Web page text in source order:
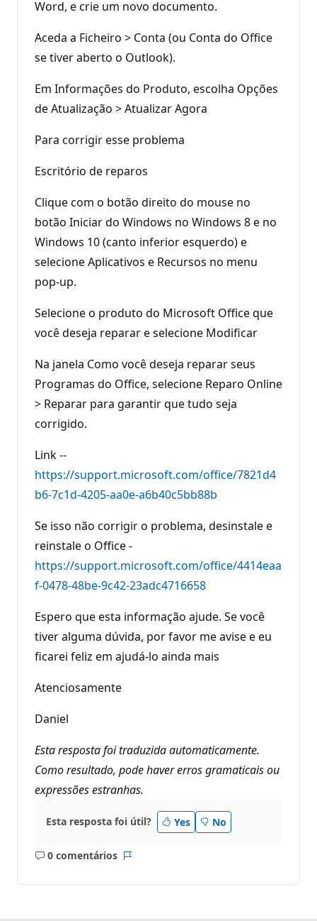
Word, e crie um novo documento.
Aceda a Ficheiro > Conta (ou Conta do Office
se tiver aberto o Outlook).
Em Informações do Produto, escolha Opções
de Atualização > Atualizar Agora
Para corrigir esse problema
Escritório de reparos
Clique com o botão direito do mouse no
botão Iniciar do Windows no Windows 8 e no
Windows 10 (canto inferior esquerdo) e
selecione Aplicativos e Recursos no menu
pop-up.
Selecione o produto do Microsoft Office que
você deseja reparar e selecione Modificar
Na janela Como você deseja reparar seus
Programas do Office, selecione Reparo Online
> Reparar para garantir que tudo seja
corrigido.
Link --
https://support.microsoft.com/office/7821d4
b6-7c1d-4205-aa0e-a6b40c5bb88b
Se isso não corrigir o problema, desinstale e
reinstale o Office -
https://support.microsoft.com/office/4414eaa
f-0478-48be-9c42-23adc4716658
Espero que esta informação ajude. Se você
tiver alguma dúvida, por favor me avise e eu
ficarei feliz em ajudá-lo ainda mais
Atenciosamente
Daniel
Esta resposta foi traduzida automaticamente.
Como resultado, pode haver erros gramaticais ou
expressões estranhas.
Esta resposta foi útil? Yes No
0 comentários
Sem